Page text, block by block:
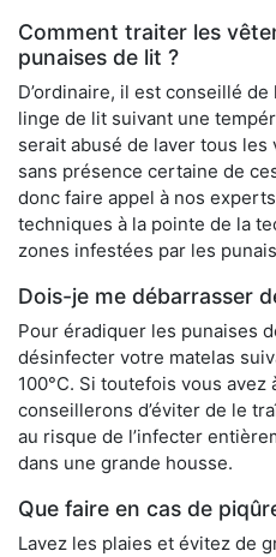
Comment traiter les
punaises de lit ?
D’ordinaire, il est conseillé
linge de lit suivant une
serait abusé de laver tous
sans présence certaine de
donc faire appel à nos
techniques à la pointe de la
zones infestées par les
Dois-je me débarrasser
Pour éradiquer les punaises
désinfecter votre matelas
100°C. Si toutefois vous
conseillerons d’éviter de le
au risque de l’infecter
dans une grande housse.
Que faire en cas de
Lavez les plaies et évitez de